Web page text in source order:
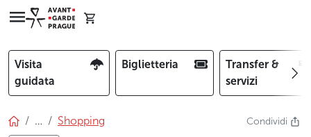
Visita
guidata
Biglietteria
Transfer &
servizi
… Shopping Condividi